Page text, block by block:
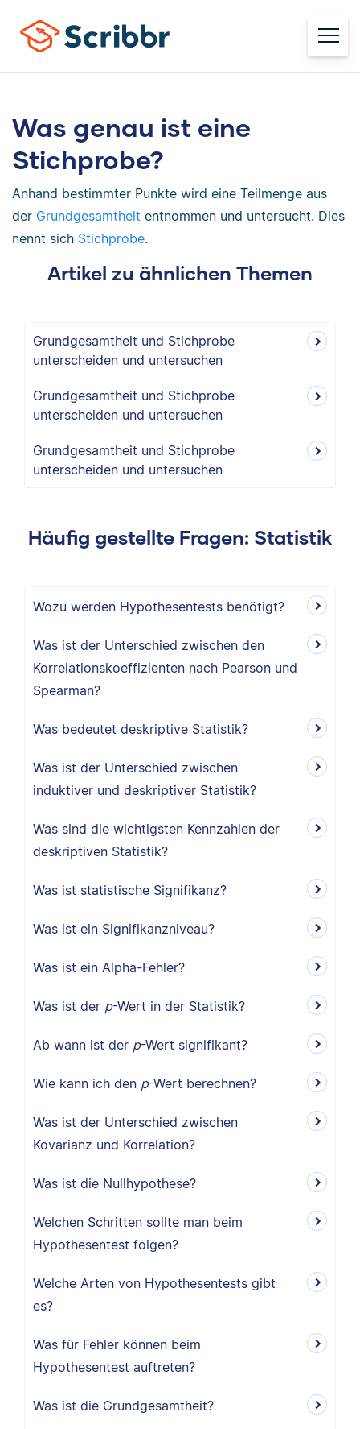
Was genau ist eine
Stichprobe?
Anhand bestimmter Punkte wird eine Teilmenge aus
der Grundgesamtheit entnommen und untersucht. Dies
nennt sich Stichprobe.
Artikel zu ähnlichen Themen
Grundgesamtheit und Stichprobe
unterscheiden und untersuchen
Grundgesamtheit und Stichprobe
unterscheiden und untersuchen
Grundgesamtheit und Stichprobe
unterscheiden und untersuchen
Häufig gestellte Fragen: Statistik
Wozu werden Hypothesentests benötigt?
Was ist der Unterschied zwischen den
Korrelationskoeffizienten nach Pearson und
Spearman?
Was bedeutet deskriptive Statistik?
Was ist der Unterschied zwischen
induktiver und deskriptiver Statistik?
Was sind die wichtigsten Kennzahlen der
deskriptiven Statistik?
Was ist statistische Signifikanz?
Was ist ein Signifikanzniveau?
Was ist ein Alpha-Fehler?
Was ist der p-Wert in der Statistik?
Ab wann ist der p-Wert signifikant?
Wie kann ich den p-Wert berechnen?
Was ist der Unterschied zwischen
Kovarianz und Korrelation?
Was ist die Nullhypothese?
Welchen Schritten sollte man beim
Hypothesentest folgen?
Welche Arten von Hypothesentests gibt
es?
Was für Fehler können beim
Hypothesentest auftreten?
Was ist die Grundgesamtheit?